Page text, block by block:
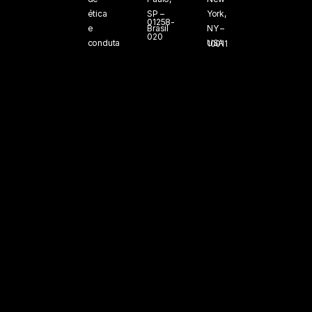
ética
e
conduta
SP –
Brasil
01258-
020
York,
NY –
USA
10011